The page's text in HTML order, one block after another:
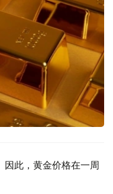
此，黄金价格在一周